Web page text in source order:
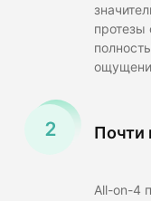
протезы
Почти
All-on-4